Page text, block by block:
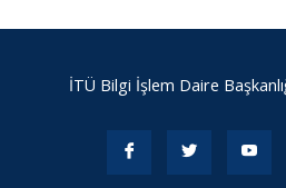
İTÜ Bilgi İşlem Daire